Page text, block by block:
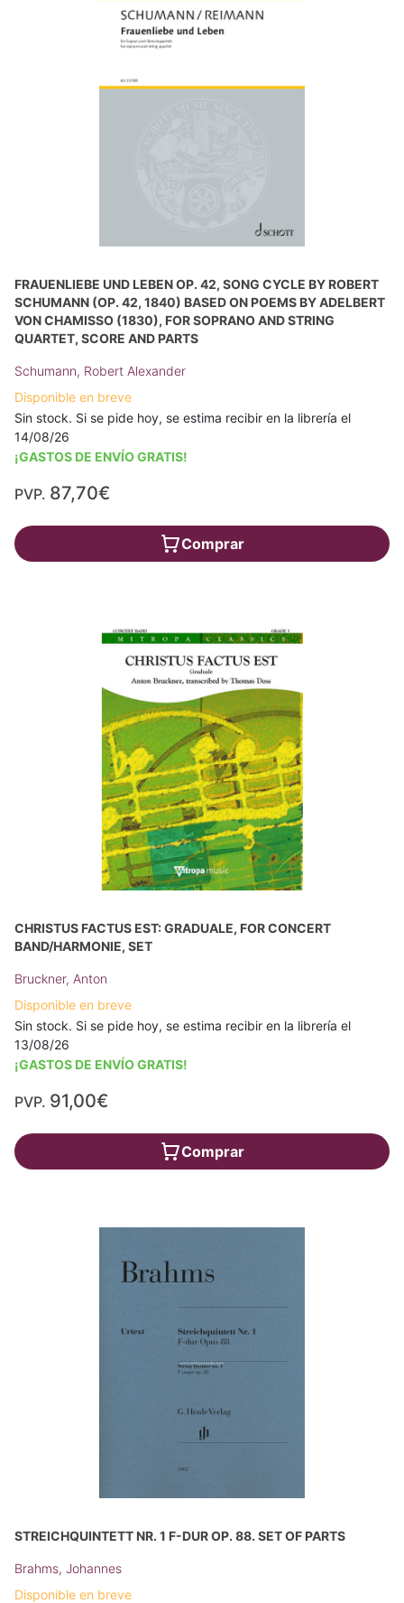
FRAUENLIEBE UND LEBEN OP. 42, SONG CYCLE BY ROBERT
SCHUMANN (OP. 42, 1840) BASED ON POEMS BY ADELBERT
VON CHAMISSO (1830), FOR SOPRANO AND STRING
QUARTET, SCORE AND PARTS
Schumann, Robert Alexander
Disponible en breve
Sin stock. Si se pide hoy, se estima recibir en la librería el
14/08/26
¡GASTOS DE ENVÍO GRATIS!
PVP. 87,70€
Comprar
CHRISTUS FACTUS EST: GRADUALE, FOR CONCERT
BAND/HARMONIE, SET
Bruckner, Anton
Disponible en breve
Sin stock. Si se pide hoy, se estima recibir en la librería el
13/08/26
¡GASTOS DE ENVÍO GRATIS!
PVP. 91,00€
Comprar
STREICHQUINTETT NR. 1 F-DUR OP. 88. SET OF PARTS
Brahms, Johannes
Disponible en breve